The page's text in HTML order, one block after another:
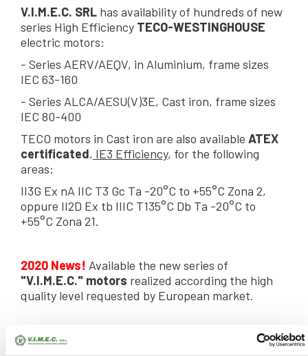
V.I.M.E.C. SRL has availability of hundreds of new
series High Efficiency TECO-WESTINGHOUSE
electric motors:
- Series AERV/AEQV, in Aluminium, frame sizes
IEC 63-160
- Series ALCA/AESU(V)3E, Cast iron, frame sizes
IEC 80-400
TECO motors in Cast iron are also available ATEX
certificated, IE3 Efficiency, for the following
areas:
II3G Ex nA IIC T3 Gc Ta -20°C to +55°C Zona 2,
oppure II2D Ex tb IIIC T135°C Db Ta -20°C to
+55°C Zona 21.
2020 News! Available the new series of
"V.I.M.E.C." motors realized according the high
quality level requested by European market.
To see all the construction features of motors
please see the specific pages of this section and